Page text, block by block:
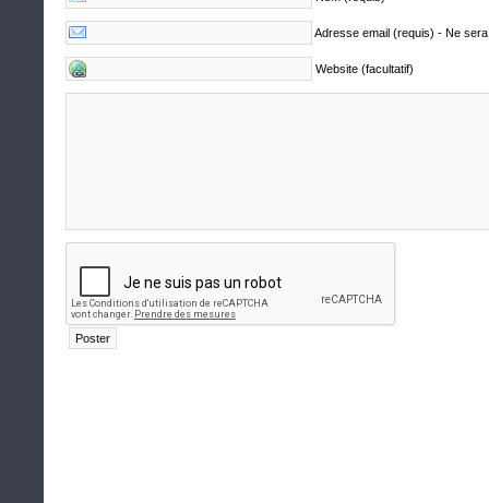
Adresse email (requis) - Ne
Website (facultatif)